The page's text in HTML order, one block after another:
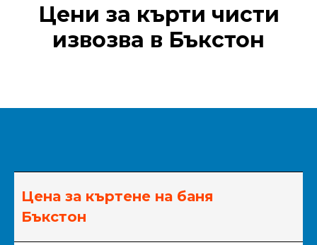
Цени за кърти чисти
извозва в Бъкстон
Цена за къртене на баня
Бъкстон